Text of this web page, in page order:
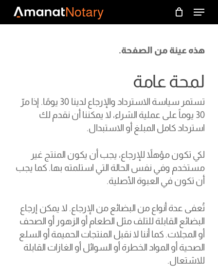
Notary Menu
السلة Close
هذه عينة من الصفحة.
لمحة عامة
تستمر سياسة الاسترداد والإرجاع لدينا 30 يومًا. إذا مرّ
30 يوماً على عملية الشراء، لا يمكننا أن نقدم لك
استرداد كامل المبلغ أو الاستبدال.
لكي تكون مؤهلاً للإرجاع، يجب أن يكون المنتج غير
مستخدم وفي نفس الحالة التي استلمته بها. كما يجب
أن تكون في العبوة الأصلية.
تُعفى عدة أنواع من البضائع من الإرجاع. لا يمكن إرجاع
البضائع القابلة للتلف مثل الطعام أو الزهور أو الصحف
أو المجلات. كما أننا لا نقبل المنتجات الحميمة أو السلع
الصحية أو المواد الخطرة أو السوائل أو الغازات القابلة
للاشتعال.
Menu